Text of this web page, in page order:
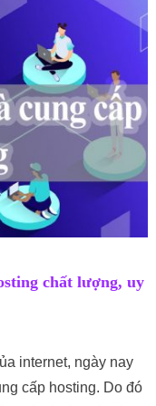
chất lượng, uy
internet, ngày nay
cấp hosting. Do đó